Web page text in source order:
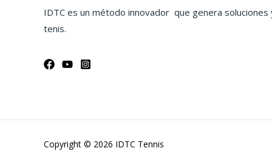
IDTC es un método innovador que genera
tenis.
Copyright © 2026 IDTC Tennis